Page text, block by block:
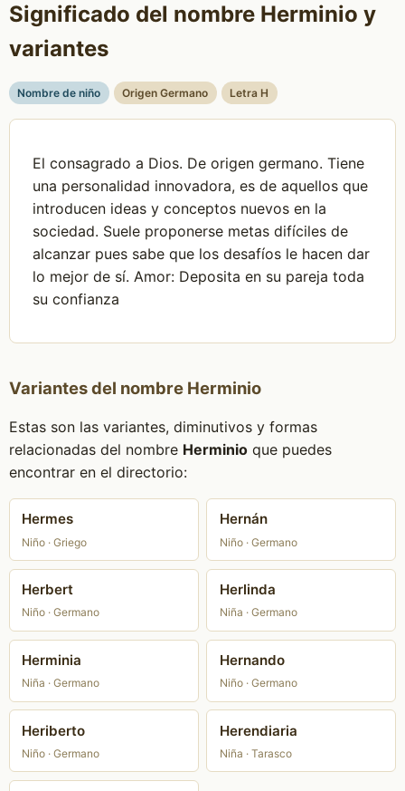
Significado del nombre Herminio y
variantes
Nombre de niño Origen Germano Letra H
El consagrado a Dios. De origen germano. Tiene
una personalidad innovadora, es de aquellos que
introducen ideas y conceptos nuevos en la
sociedad. Suele proponerse metas difíciles de
alcanzar pues sabe que los desafíos le hacen dar
lo mejor de sí. Amor: Deposita en su pareja toda
su confianza
Variantes del nombre Herminio
Estas son las variantes, diminutivos y formas
relacionadas del nombre Herminioque puedes
encontrar en el directorio:
Hermes
Niño · Griego
Hernán
Niño · Germano
Herbert
Niño · Germano
Herlinda
Niña · Germano
Herminia
Niña · Germano
Hernando
Niño · Germano
Heriberto
Niño · Germano
Herendiaria
Niña · Tarasco